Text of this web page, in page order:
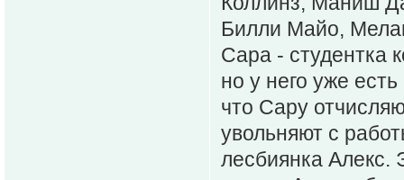
Билли Майо,
Сара - студентка
но у него уже
что Сару
увольняют с
лесбиянка Алекс.